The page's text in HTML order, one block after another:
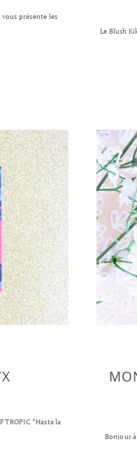
vous présente les
Le Blush
“Hasta la
Bonjour